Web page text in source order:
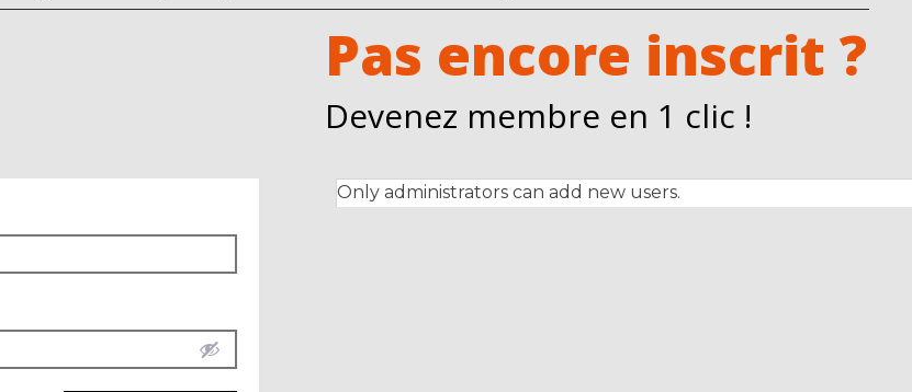
Pas encore inscrit ?
Devenez membre en 1 clic !
Only administrators can add new users.